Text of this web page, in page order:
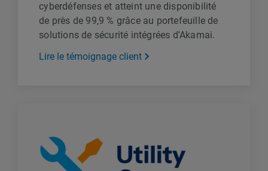
cyberdéfenses et atteint une disponibilité
de près de 99,9 % grâce au portefeuille de
solutions de sécurité intégrées d'Akamai.
Lire le témoignage client